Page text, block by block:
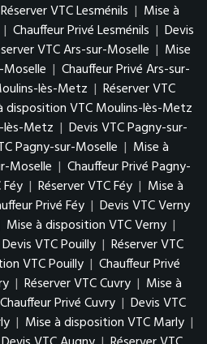
Réserver VTC Lesménils | Mise à
| Chauffeur Privé Lesménils | Devis
VTC Ars-sur-Moselle | Mise
| Chauffeur Privé Ars-sur-
lès-Metz | Réserver VTC
disposition VTC Moulins-lès-Metz
lès-Metz | Devis VTC Pagny-sur-
Pagny-sur-Moselle | Mise à
Moselle | Chauffeur Privé Pagny-
| Réserver VTC Féy | Mise à
Privé Féy | Devis VTC Verny
Mise à disposition VTC Verny |
Devis VTC Pouilly | Réserver VTC
VTC Pouilly | Chauffeur Privé
| Réserver VTC Cuvry | Mise à
Chauffeur Privé Cuvry | Devis VTC
| Mise à disposition VTC Marly |